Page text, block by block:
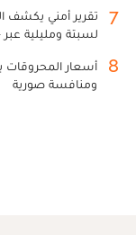
7
تقرير أمني يكشف
لسبتة ومليلية
8
أسعار المحروقات
ومنافسة صورية